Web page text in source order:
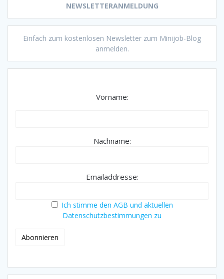
NEWSLETTERANMELDUNG
Einfach zum kostenlosen Newsletter zum Minijob-Blog
anmelden.
Vorname:
Nachname:
Emailaddresse:
Ich stimme den AGB und aktuellen
Datenschutzbestimmungen zu